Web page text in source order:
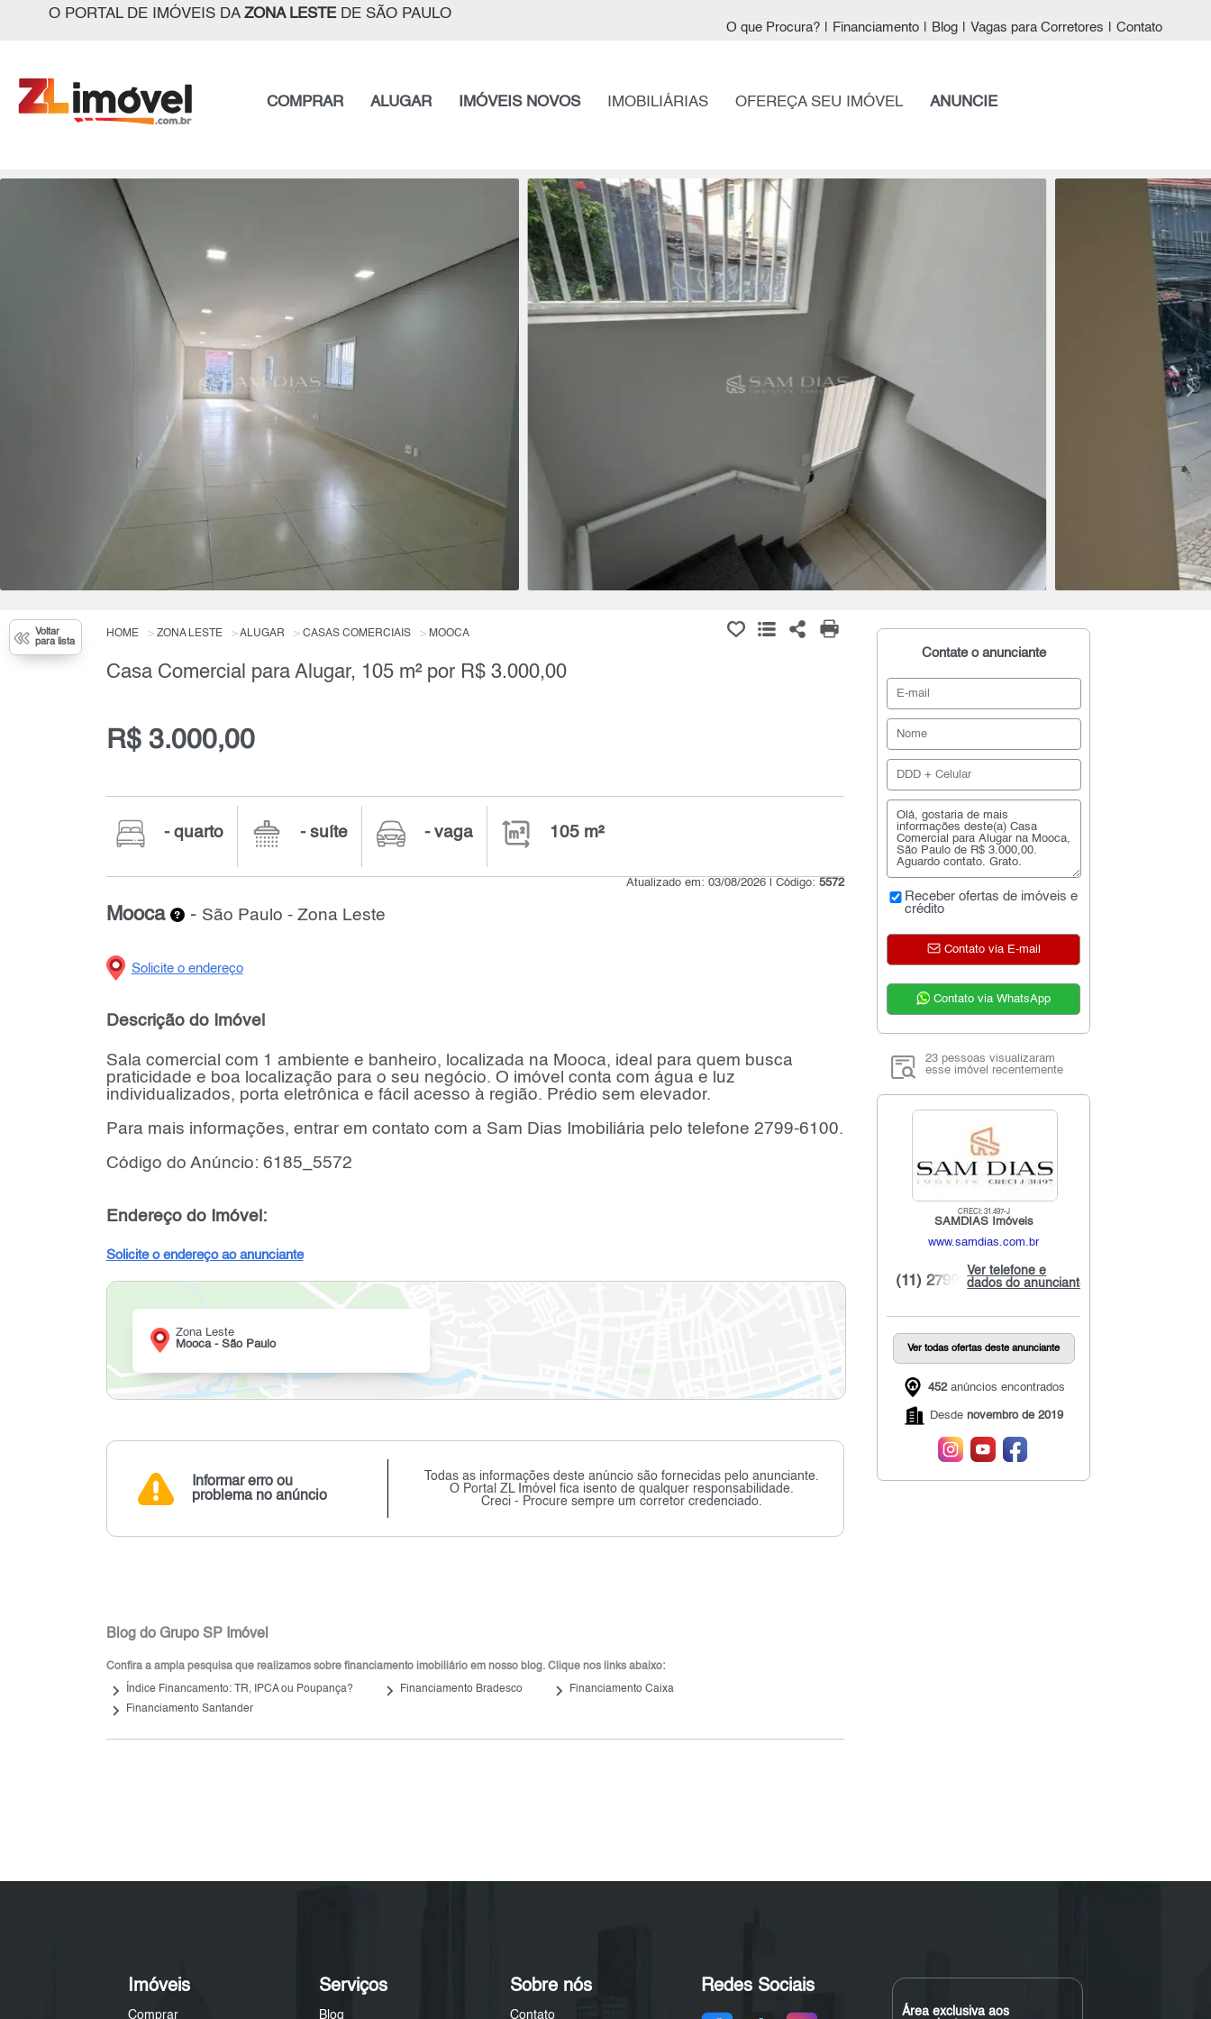
O PORTAL DE IMÓVEIS DA ZONA LESTEDE SÃO PAULO
O que Procura? Financiamento Blog Vagas para Corretores Contato
COMPRAR ALUGAR IMÓVEIS NOVOS IMOBILIÁRIAS OFEREÇA SEU IMÓVEL ANUNCIE
Voltar
para lista
HOME ZONA LESTE ALUGAR CASAS COMERCIAIS MOOCA
Casa Comercial para Alugar, 105 m² por R$ 3.000,00
R$ 3.000,00
- quarto - suíte - vaga 105 m²
Atualizado em: 03/08/2026 | Código:5572
Mooca - São Paulo - Zona Leste
Solicite o endereço
Descrição do Imóvel
Sala comercial com 1 ambiente e banheiro, localizada na Mooca, ideal para quem busca
praticidade e boa localização para o seu negócio. O imóvel conta com água e luz
individualizados, porta eletrônica e fácil acesso à região. Prédio sem elevador.
Para mais informações, entrar em contato com a Sam Dias Imobiliária pelo telefone 2799-6100.
Código do Anúncio: 6185_5572
Endereço do Imóvel:
Solicite o endereço ao anunciante
Zona Leste
Mooca - São Paulo
Informar erro ou
problema no anúncio
Todas as informações deste anúncio são fornecidas pelo anunciante.
O Portal ZL Imóvel fica isento de qualquer responsabilidade.
Creci - Procure sempre um corretor credenciado.
Blog do Grupo SP Imóvel
Confira a ampla pesquisa que realizamos sobre financiamento imobiliário em nosso blog. Clique nos links abaixo:
keyboard_arrow_right Índice Financamento: TR, IPCA ou Poupança? keyboard_arrow_right Financiamento Bradesco keyboard_arrow_right Financiamento Caixa
keyboard_arrow_right Financiamento Santander
Contate o anunciante
Receber ofertas de imóveis e
crédito
Contato via E-mail
Contato via WhatsApp
23 pessoas visualizaram
esse imóvel recentemente
CRECI: 31.497-J
SAMDIAS Imóveis
www.samdias.com.br
Ver telefone e
dados do anunciante
(11) 2799...
Ver todas ofertas deste anunciante
452anúncios encontrados
Desde novembro de 2019
Imóveis
Comprar
Serviços
Blog
Sobre nós
Contato
Redes Sociais
Área exclusiva aos